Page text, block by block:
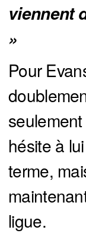
viennent
»
Pour
hésite à
terme,
ligue.